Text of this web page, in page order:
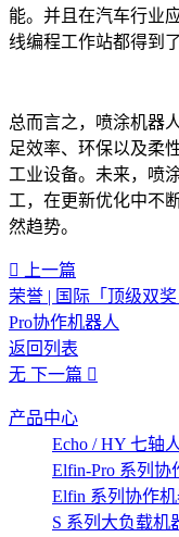
能。并且在汽车行业
线编程工作站都得到
总而言之，喷涂机器
足效率、环保以及柔
工业设备。未来，喷
工，在更新优化中不
然趋势。
上一篇
荣誉 | 国际「顶级双
Pro协作机器人
返回列表
无 下一篇
产品中心
Echo / HY 七轴
Elfin-Pro 系列协
Elfin 系列协作机
S 系列大负载机